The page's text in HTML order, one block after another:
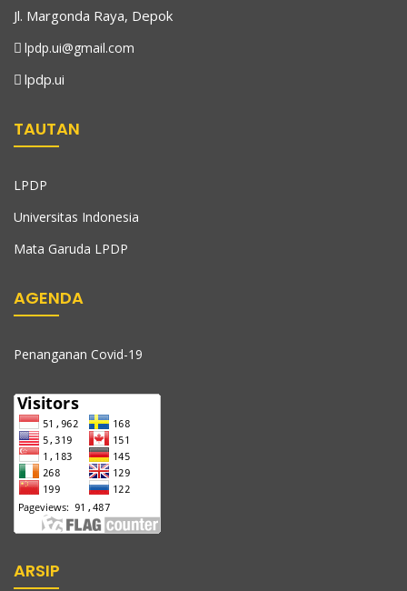
Jl. Margonda Raya, Depok
lpdp.ui@gmail.com
lpdp.ui
TAUTAN
LPDP
Universitas Indonesia
Mata Garuda LPDP
AGENDA
Penanganan Covid-19
ARSIP